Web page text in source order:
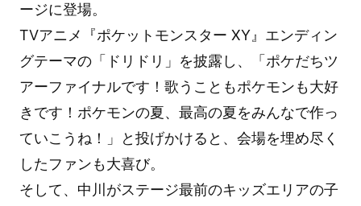
ージに登場。
TVアニメ『ポケットモンスター XY』エンディン
グテーマの「ドリドリ」を披露し、「ポケだちツ
アーファイナルです！歌うこともポケモンも大好
きです！ポケモンの夏、最高の夏をみんなで作っ
ていこうね！」と投げかけると、会場を埋め尽く
したファンも大喜び。
そして、中川がステージ最前のキッズエリアの子